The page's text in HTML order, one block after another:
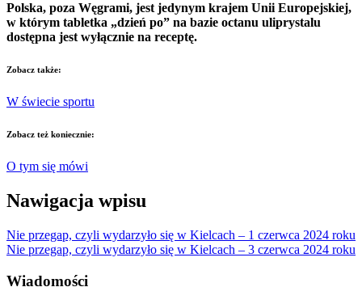
Polska, poza Węgrami, jest jedynym krajem Unii Europejskiej,
w którym tabletka „dzień po” na bazie octanu uliprystalu
dostępna jest wyłącznie na receptę.
Zobacz także:
W świecie sportu
Zobacz też koniecznie:
O tym się mówi
Nawigacja wpisu
Nie przegap, czyli wydarzyło się w Kielcach – 1 czerwca 2024 roku
Nie przegap, czyli wydarzyło się w Kielcach – 3 czerwca 2024 roku
Wiadomości